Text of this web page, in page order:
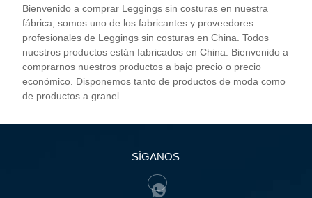
Bienvenido a comprar Leggings sin costuras en nuestra
fábrica, somos uno de los fabricantes y proveedores
profesionales de Leggings sin costuras en China. Todos
nuestros productos están fabricados en China. Bienvenido a
comprarnos nuestros productos a bajo precio o precio
económico. Disponemos tanto de productos de moda como
de productos a granel.
SÍGANOS